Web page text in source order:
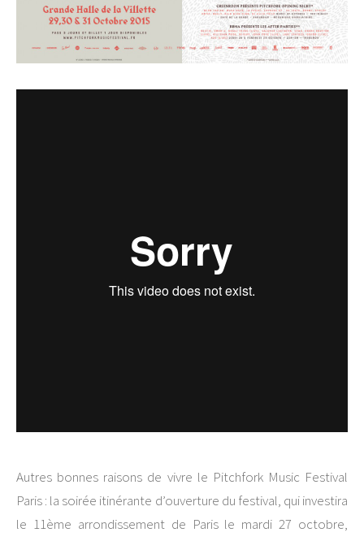
Autres bonnes raisons de vivre le Pitchfork Music Festival
Paris : la soirée itinérante d’ouverture du festival, qui investira
le 11ème arrondissement de Paris le mardi 27 octobre,